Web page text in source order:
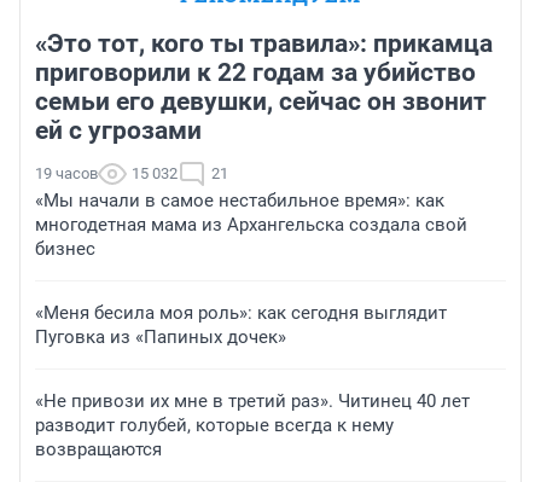
«Это тот, кого ты травила»: прикамца
приговорили к 22 годам за убийство
семьи его девушки, сейчас он звонит
ей с угрозами
19 часов 15 032 21
«Мы начали в самое нестабильное время»: как
многодетная мама из Архангельска создала свой
бизнес
«Меня бесила моя роль»: как сегодня выглядит
Пуговка из «Папиных дочек»
«Не привози их мне в третий раз». Читинец 40 лет
разводит голубей, которые всегда к нему
возвращаются